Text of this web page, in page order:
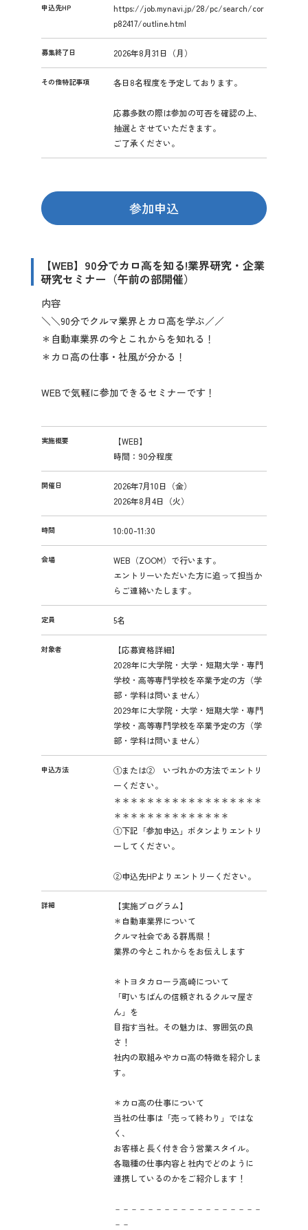
申込先HP
https://job.mynavi.jp/28/pc/search/cor
p82417/outline.html
募集終了日 2026年8月31日（月）
その他特記事項 各日8名程度を予定しております。
応募多数の際は参加の可否を確認の上、
抽選とさせていただきます。
ご了承ください。
参加申込
【WEB】90分でカロ高を知る!業界研究・企業
研究セミナー（午前の部開催）
内容
＼＼90分でクルマ業界とカロ高を学ぶ／／
＊自動車業界の今とこれからを知れる！
＊カロ高の仕事・社風が分かる！
WEBで気軽に参加できるセミナーです！
イ
ー
シ
ッ
細
実施概要
【WEB】
時間：90分程度
開催日
2026年7月10日（金）
2026年8月4日（火）
時間 10:00-11:30
会場
WEB（ZOOM）で行います。
エントリーいただいた方に追って担当か
らご連絡いたします。
定員 5名
対象者
【応募資格詳細】
2028年に大学院・大学・短期大学・専門
学校・高等専門学校を卒業予定の方（学
部・学科は問いません）
2029年に大学院・大学・短期大学・専門
学校・高等専門学校を卒業予定の方（学
部・学科は問いません）
申込方法
①または② いづれかの方法でエントリ
ーください。
＊＊＊＊＊＊＊＊＊＊＊＊＊＊＊＊＊＊
＊＊＊＊＊＊＊＊＊＊＊＊＊＊
①下記「参加申込」ボタンよりエントリ
ーしてください。
②申込先HPよりエントリーください。
詳細
【実施プログラム】
＊自動車業界について
クルマ社会である群馬県！
業界の今とこれからをお伝えします
＊トヨタカローラ高崎について
「町いちばんの信頼されるクルマ屋さ
ん」を
目指す当社。その魅力は、雰囲気の良
さ！
社内の取組みやカロ高の特徴を紹介しま
す。
＊カロ高の仕事について
当社の仕事は「売って終わり」ではな
く、
お客様と長く付き合う営業スタイル。
各職種の仕事内容と社内でどのように
連携しているのかをご紹介します！
－－－－－－－－－－－－－－－－－－
－－